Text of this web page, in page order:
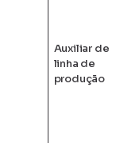
Auxiliar de
linha de
produção